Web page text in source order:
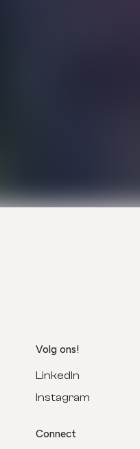
Volg ons!
LinkedIn
Instagram
Connect